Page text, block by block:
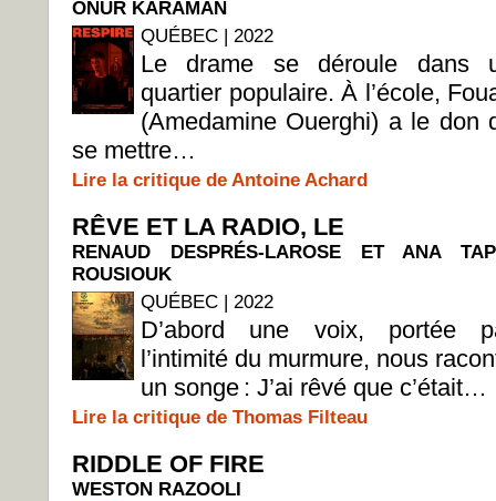
ONUR KARAMAN
QUÉBEC | 2022
Le drame se déroule dans
quartier populaire. À l’école,
(Amedamine Ouerghi) a le don
se mettre…
Lire la critique de Antoine Achard
RÊVE ET LA RADIO, LE
RENAUD DESPRÉS-LAROSE ET ANA
ROUSIOUK
QUÉBEC | 2022
D’abord une voix, portée
l’intimité du murmure, nous
un songe : J’ai rêvé que c’était…
Lire la critique de Thomas Filteau
RIDDLE OF FIRE
WESTON RAZOOLI